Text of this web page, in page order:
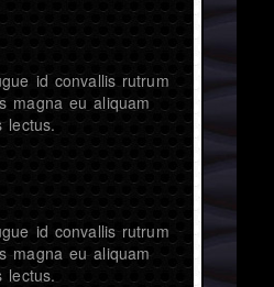
id convallis rutrum
magna eu aliquam
lectus.
id convallis rutrum
magna eu aliquam
lectus.